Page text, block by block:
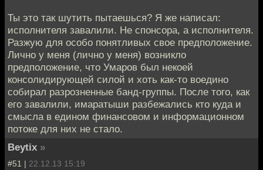
Ты это так шутить пытаешься? Я же написал:
исполнителя завалили. Не спонсора, а исполнителя.
Разжую для особо понятливых свое предположение.
Лично у меня (лично у меня) возникло
предположение, что Умаров был некоей
консолидирующей силой и хоть как-то воедино
собирал разрозненные банд-группы. После того, как
его завалили, имаратыши разбежались кто куда и
смысла в едином финансовом и информационном
потоке для них не стало.
Beytix »
#51 | 22.12.13 15:19